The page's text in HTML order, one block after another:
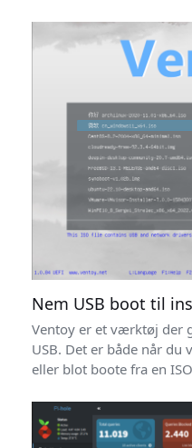
Nem USB boot til
Ventoy er et værktøj der
USB. Det er både når
eller blot boote fra en